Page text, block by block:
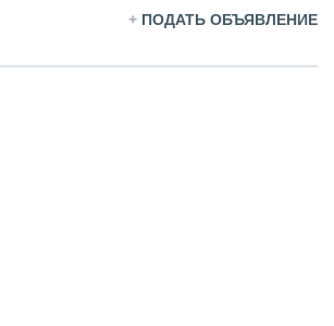
+ ПОДАТЬ ОБЪЯВЛЕНИЕ